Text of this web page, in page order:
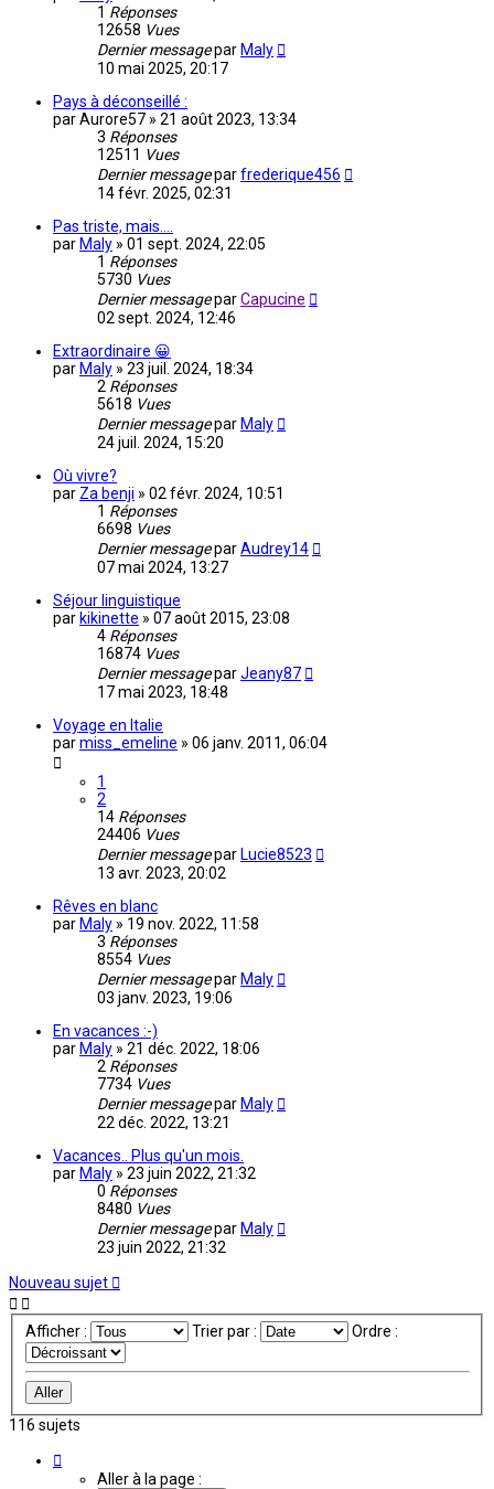
1 Réponses
12658 Vues
Dernier messagepar Maly
10 mai 2025, 20:17
Pays à déconseillé :
parAurore57 » 21 août 2023, 13:34
3 Réponses
12511 Vues
Dernier messageparfrederique456
14 févr. 2025, 02:31
Pas triste, mais....
par Maly » 01 sept. 2024, 22:05
1 Réponses
5730 Vues
Dernier messageparCapucine
02 sept. 2024, 12:46
Extraordinaire 😀
par Maly » 23 juil. 2024, 18:34
2 Réponses
5618 Vues
Dernier messagepar Maly
24 juil. 2024, 15:20
Où vivre?
par Za benji » 02 févr. 2024, 10:51
1 Réponses
6698 Vues
Dernier messageparAudrey14
07 mai 2024, 13:27
Séjour linguistique
par kikinette » 07 août 2015, 23:08
4 Réponses
16874 Vues
Dernier messageparJeany87
17 mai 2023, 18:48
Voyage en Italie
parmiss_emeline » 06 janv. 2011, 06:04
1
2
14 Réponses
24406 Vues
Dernier messagepar Lucie8523
13 avr. 2023, 20:02
Rêves en blanc
par Maly » 19 nov. 2022, 11:58
3 Réponses
8554 Vues
Dernier messagepar Maly
03 janv. 2023, 19:06
En vacances :-)
par Maly » 21 déc. 2022, 18:06
2 Réponses
7734 Vues
Dernier messagepar Maly
22 déc. 2022, 13:21
Vacances.. Plus qu'un mois.
par Maly » 23 juin 2022, 21:32
0 Réponses
8480 Vues
Dernier messagepar Maly
23 juin 2022, 21:32
Nouveau sujet
Afficher : Trier par : Ordre :
116 sujets
Aller à la page :